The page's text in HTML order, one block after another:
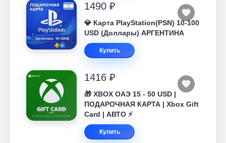
1490 ₽
💎 Карта PlayStation(PSN) 10-100
USD (Доллары) АРГЕНТИНА
Купить
1416 ₽
🎁 XBOX ОАЭ 15 - 50 USD |
ПОДАРОЧНАЯ КАРТА | Xbox Gift
Card | АВТО ⚡
Купить